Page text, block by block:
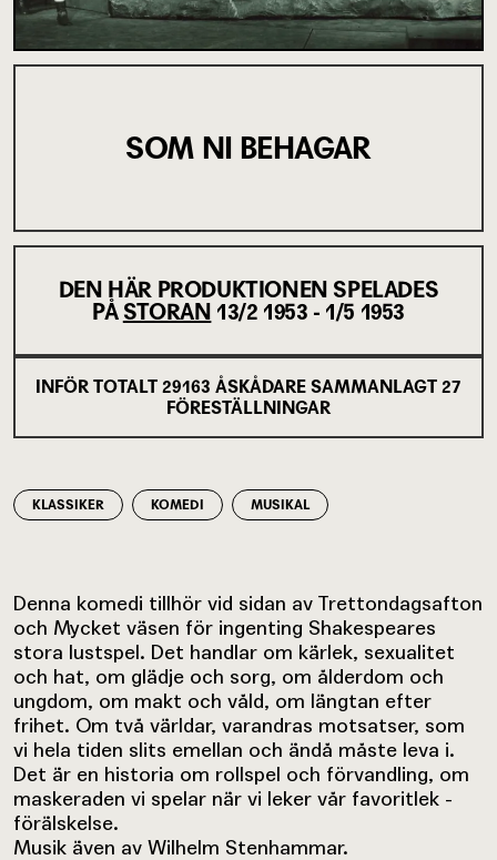
SOM NI BEHAGAR
DEN HÄR PRODUKTIONEN SPELADES
PÅ STORAN 13/2 1953 - 1/5 1953
INFÖR TOTALT 29163 ÅSKÅDARE SAMMANLAGT 27
FÖRESTÄLLNINGAR
KLASSIKER KOMEDI MUSIKAL
Denna komedi tillhör vid sidan av Trettondagsafton
och Mycket väsen för ingenting Shakespeares
stora lustspel. Det handlar om kärlek, sexualitet
och hat, om glädje och sorg, om ålderdom och
ungdom, om makt och våld, om längtan efter
frihet. Om två världar, varandras motsatser, som
vi hela tiden slits emellan och ändå måste leva i.
Det är en historia om rollspel och förvandling, om
maskeraden vi spelar när vi leker vår favoritlek -
förälskelse.
Musik även av Wilhelm Stenhammar.